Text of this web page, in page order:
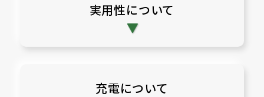
実用性について
充電について